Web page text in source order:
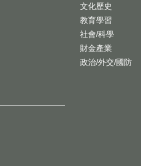
文化歷史
教育學習
社會/科學
財金產業
政治/外交/國防